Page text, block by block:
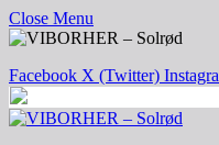
Close Menu
Facebook X (Twitter)